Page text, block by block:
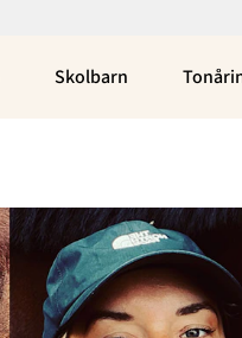
Skolbarn
Om Oss
Nyhetsbrev
Annonsera